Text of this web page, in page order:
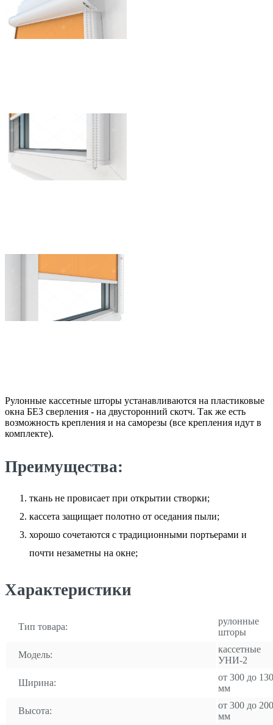
Рулонные кассетные шторы устанавливаются на пластиковые
окна БЕЗ сверления - на двусторонний скотч. Так же есть
возможность крепления и на саморезы (все крепления идут в
комплекте).
Преимущества:
ткань не провисает при открытии створки;
кассета защищает полотно от оседания пыли;
хорошо сочетаются с традиционными портьерами и
почти незаметны на окне;
Характеристики
Тип товара:
рулонные
шторы
Модель:
кассетные
УНИ-2
Ширина:
от 300 до
мм
Высота:
от 300 до
мм